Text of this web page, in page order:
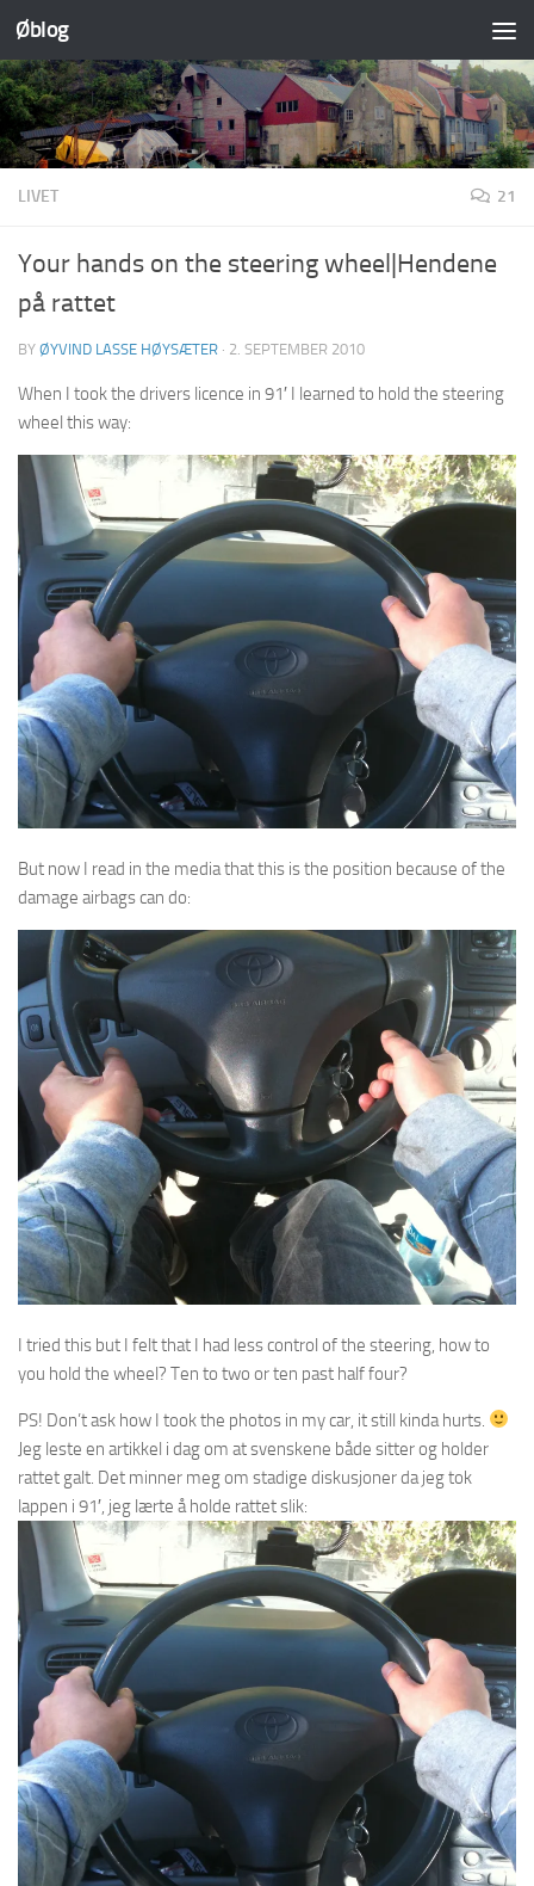
Skip to content
Øblog
LIVET 21
Your hands on the steering wheel|Hendene
på rattet
BY ØYVIND LASSE HØYSÆTER · 2. SEPTEMBER 2010
When I took the drivers licence in 91′ I learned to hold the steering
wheel this way:
But now I read in the media that this is the position because of the
damage airbags can do:
I tried this but I felt that I had less control of the steering, how to
you hold the wheel? Ten to two or ten past half four?
PS! Don’t ask how I took the photos in my car, it still kinda hurts.
Jeg leste en artikkel i dag om at svenskene både sitter og holder
rattet galt. Det minner meg om stadige diskusjoner da jeg tok
lappen i 91′, jeg lærte å holde rattet slik: